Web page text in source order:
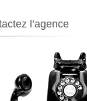
l’agence